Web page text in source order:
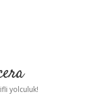
yolculuk!